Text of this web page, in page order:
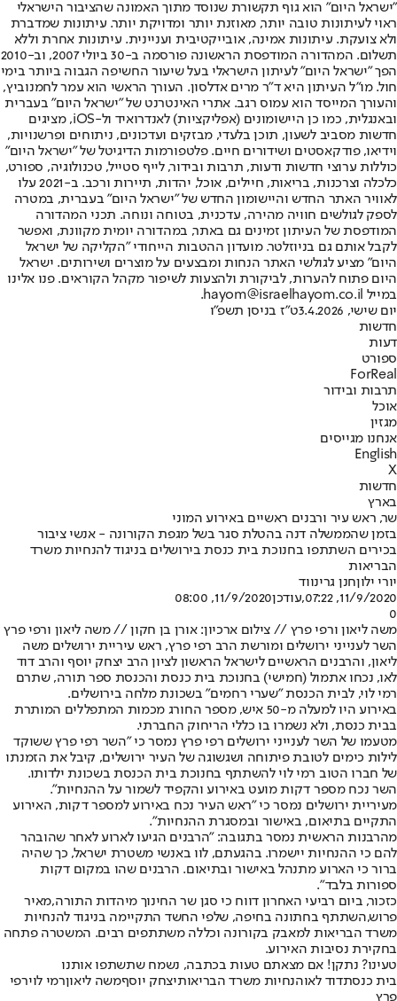
"ישראל היום" הוא גוף תקשורת שנוסד מתוך האמונה שהציבור הישראלי
ראוי לעיתונות טובה יותר, מאוזנת יותר ומדויקת יותר. עיתונות שמדברת
ולא צועקת. עיתונות אמינה, אובייקטיבית ועניינית. עיתונות אחרת וללא
תשלום. המהדורה המודפסת הראשונה פורסמה ב-30 ביולי 2007, וב-2010
הפך "ישראל היום" לעיתון הישראלי בעל שיעור החשיפה הגבוה ביותר בימי
חול. מו"ל העיתון היא ד"ר מרים אדלסון. העורך הראשי הוא עמר לחמנוביץ,
והעורך המייסד הוא עמוס רגב. אתרי האינטרנט של "ישראל היום" בעברית
ובאנגלית, כמו כן היישומונים (אפליקציות) לאנדרואיד ול-iOS, מציגים
חדשות מסביב לשעון, תוכן בלעדי, מבזקים ועדכונים, ניתוחים ופרשנויות,
וידיאו, פודקאסטים ושידורים חיים. פלטפורמות הדיגיטל של "ישראל היום"
כוללות ערוצי חדשות ודעות, תרבות ובידור, לייף סטייל, טכנולוגיה, ספורט,
כלכלה וצרכנות, בריאות, חיילים, אוכל, יהדות, תיירות ורכב. ב-2021 עלו
לאוויר האתר החדש והיישומון החדש של "ישראל היום" בעברית, במטרה
לספק לגולשים חוויה מהירה, עדכנית, בטוחה ונוחה. תכני המהדורה
המודפסת של העיתון זמינים גם באתר, במהדורה יומית מקוונת, ואפשר
לקבל אותם גם בניוזלטר. מועדון ההטבות הייחודי "הקליקה של ישראל
היום" מציע לגולשי האתר הנחות ומבצעים על מוצרים ושירותים. ישראל
היום פתוח להערות, לביקורת ולהצעות לשיפור מקהל הקוראים. פנו אלינו
במייל hayom@israelhayom.co.il.
יום שישי, 3.4.2026
ט"ז בניסן תשפ"ו
חדשות
דעות
ספורט
ForReal
תרבות ובידור
אוכל
מגזין
אנחנו מגייסים
English
X
חדשות
בארץ
שר, ראש עיר ורבנים ראשיים באירוע המוני
בזמן שהממשלה דנה בהטלת סגר בשל מגפת הקורונה - אנשי ציבור
בכירים השתתפו בחנוכת בית כנסת בירושלים בניגוד להנחיות משרד
הבריאות
יורי ילוןחנן גרינווד
11/9/2020, 07:22
,עודכן11/9/2020, 08:00
0
משה ליאון ורפי פרץ // צילום ארכיון: אורן בן חקון // משה ליאון ורפי פרץ
השר לענייני ירושלים ומורשת הרב רפי פרץ, ראש עיריית ירושלים משה
ליאון, והרבנים הראשיים לישראל הראשון לציון הרב יצחק יוסף והרב דוד
לאו, נכחו אתמול (חמישי) בחנוכת בית כנסת והכנסת ספר תורה, שתרם
רמי לוי, לבית הכנסת "שערי רחמים" בשכונת מלחה בירושלים.
באירוע היו למעלה מ-50 איש, מספר החורג מכמות המתפללים המותרת
בבית כנסת, ולא נשמרו בו כללי הריחוק החברתי.
מטעמו של השר לענייני ירושלים רפי פרץ נמסר כי "השר רפי פרץ ששוקד
לילות כימים לטובת פיתוחה ושגשוגה של העיר ירושלים, קיבל את הזמנתו
של חברו הטוב רמי לוי להשתתף בחנוכת בית הכנסת בשכונת ילדותו.
השר נכח מספר דקות מועט באירוע והקפיד לשמור על ההנחיות".
מעיריית ירושלים נמסר כי "ראש העיר נכח באירוע למספר דקות, האירוע
התקיים בתיאום, באישור ובמסגרת ההנחיות".
מהרבנות הראשית נמסר בתגובה: "הרבנים הגיעו לארוע לאחר שהובהר
להם כי ההנחיות יישמרו. בהגעתם, לוו באנשי משטרת ישראל, כך שהיה
ברור כי הארוע מתנהל באישור ובתיאום. הרבנים שהו במקום דקות
ספורות בלבד".
כזכור, ביום רביעי האחרון דווח כי סגן שר החינוך מיהדות התורה,מאיר
פרוש,השתתף בחתונה בחיפה, שלפי החשד התקיימה בניגוד להנחיות
משרד הבריאות למאבק בקורונה וכללה משתתפים רבים. המשטרה פתחה
בחקירת נסיבות האירוע.
טעינו? נתקן! אם מצאתם טעות בכתבה, נשמח שתשתפו אותנו
בית כנסתדוד לאוהנחיות משרד הבריאותיצחק יוסףמשה ליאוןרמי לוירפי
פרץ